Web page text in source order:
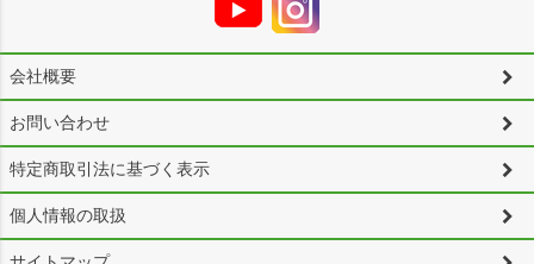
会社概要
お問い合わせ
特定商取引法に基づく表示
個人情報の取扱